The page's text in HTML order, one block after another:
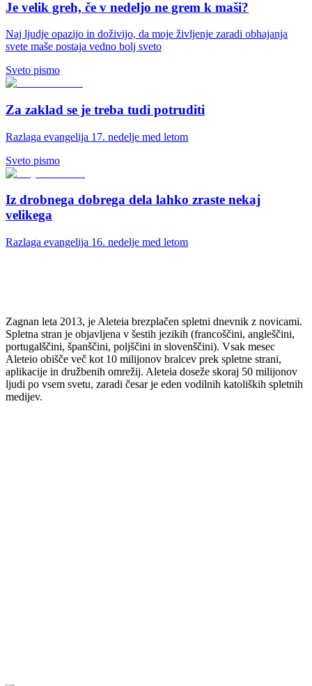
Je velik greh, če v nedeljo ne grem k maši?
Naj ljudje opazijo in doživijo, da moje življenje zaradi obhajanja
svete maše postaja vedno bolj sveto
Sveto pismo
Za zaklad se je treba tudi potruditi
Razlaga evangelija 17. nedelje med letom
Sveto pismo
Iz drobnega dobrega dela lahko zraste nekaj
velikega
Razlaga evangelija 16. nedelje med letom
Zagnan leta 2013, je Aleteia brezplačen spletni dnevnik z novicami.
Spletna stran je objavljena v šestih jezikih (francoščini, angleščini,
portugalščini, španščini, poljščini in slovenščini). Vsak mesec
Aleteio obišče več kot 10 milijonov bralcev prek spletne strani,
aplikacije in družbenih omrežij. Aleteia doseže skoraj 50 milijonov
ljudi po vsem svetu, zaradi česar je eden vodilnih katoliških spletnih
medijev.